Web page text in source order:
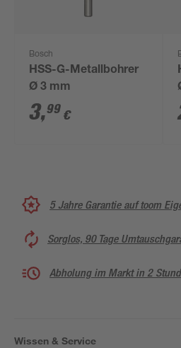
Bosch
HSS-G-Metallbohrer
Ø 3 mm
3,99 €
5 Jahre Garantie auf toom
Sorglos, 90 Tage
Abholung im Markt in 2
Wissen & Service